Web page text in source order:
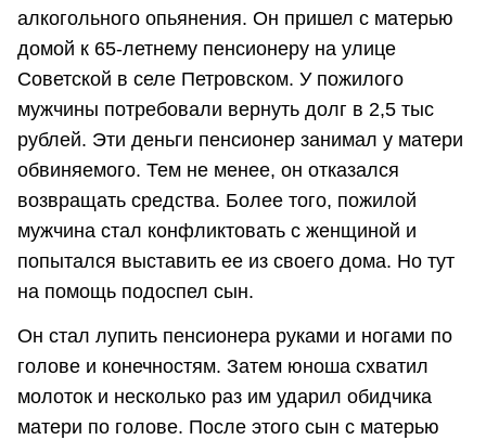
алкогольного опьянения. Он пришел с матерью
домой к 65-летнему пенсионеру на улице
Советской в селе Петровском. У пожилого
мужчины потребовали вернуть долг в 2,5 тыс
рублей. Эти деньги пенсионер занимал у матери
обвиняемого. Тем не менее, он отказался
возвращать средства. Более того, пожилой
мужчина стал конфликтовать с женщиной и
попытался выставить ее из своего дома. Но тут
на помощь подоспел сын.
Он стал лупить пенсионера руками и ногами по
голове и конечностям. Затем юноша схватил
молоток и несколько раз им ударил обидчика
матери по голове. После этого сын с матерью